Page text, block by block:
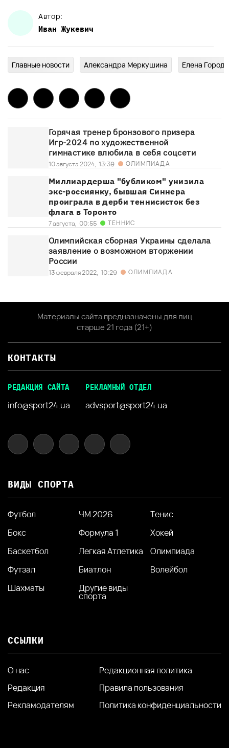
Автор:
Иван Жукевич
Главныe новости Александра Меркушина Елена
Горячая тренер бронзового призера
Игр-2024 по художественной
гимнастике влюбила в себя соцсети
10 августа 2024, 13:39 ОЛИМПИАДА
Миллиардерша "бубликом" унизила
экс-россиянку, бывшая Синнера
проиграла в дерби теннисисток без
флага в Торонто
7 августа, 00:55 ТЕННИС
Олимпийская сборная Украины сделала
заявление о возможном вторжении
России
13 февраля 2022, 10:29 ОЛИМПИАДА
Материалы сайта предназначены для лиц
старше 21 года (21+)
КОНТАКТЫ
РЕДАКЦИЯ САЙТА
info@sport24.ua
РЕКЛАМНЫЙ ОТДЕЛ
advsport@sport24.ua
ВИДЫ СПОРТА
Футбол ЧМ 2026
Тенис
Бокс
Формула 1
Хокей
Баскетбол
Легкая Атлетика
Олимпиада
Футзал
Биатлон
Волейбол
Шахматы
Другие виды
спорта
ССЫЛКИ
О нас
Редакция
Рекламодателям
Редакционная политика
Правила пользования
Политика конфиденциальности